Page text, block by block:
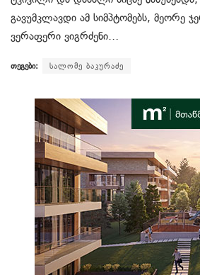
გავუმკლავდი ამ სიმპტომებს, მეორე
ვერაფერი ვიგრძენი…
თეგები: სალომე ბაკურაძე